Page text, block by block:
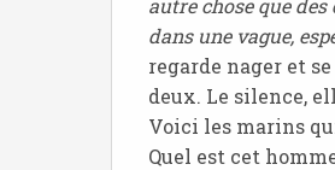
autre chose que
dans une vague,
regarde nager et
deux. Le silence,
Voici les marins
Quel est cet